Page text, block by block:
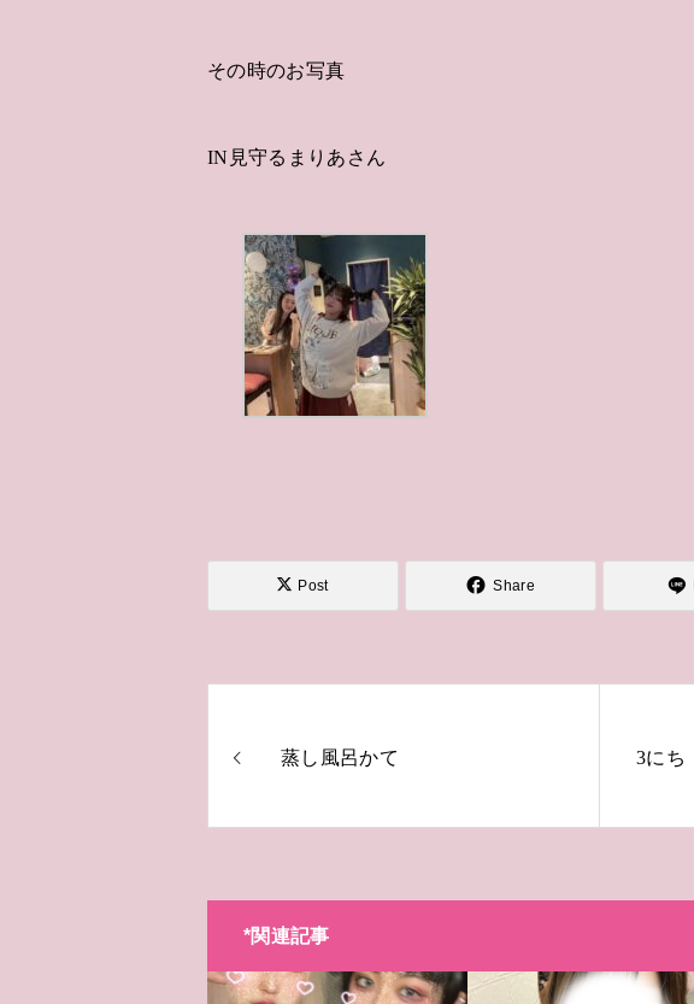
その時のお写真
IN見守るまりあさん
Post Share
蒸し風呂かて 3にち
*関連記事